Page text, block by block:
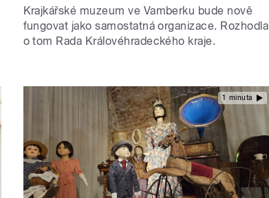
Krajkářské muzeum ve Vamberku bude nově
fungovat jako samostatná organizace. Rozhodla
o tom Rada Královéhradeckého kraje.
1 minuta